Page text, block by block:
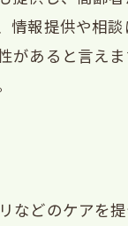
報提供や相
あると言え
どのケアを